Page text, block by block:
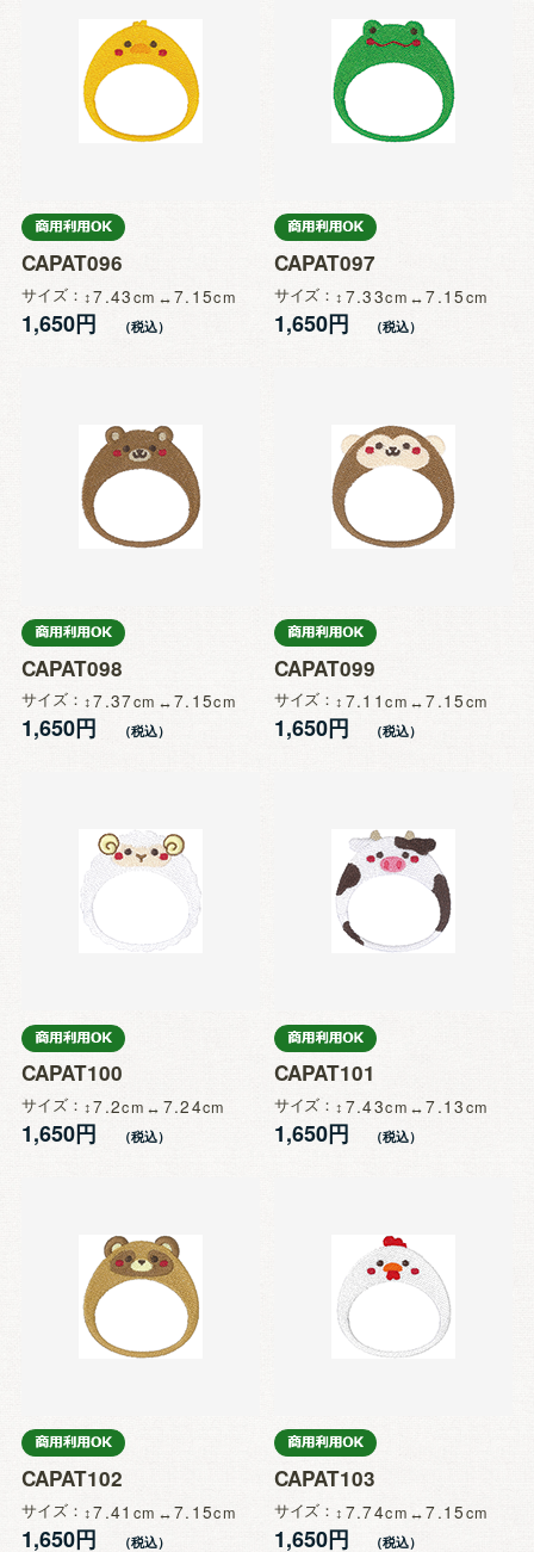
CAPAT096
サイズ 7.43 7.15
1,650円
CAPAT097
サイズ 7.33 7.15
1,650円
CAPAT098
サイズ 7.37 7.15
1,650円
CAPAT099
サイズ 7.11 7.15
1,650円
CAPAT100
サイズ 7.2 7.24
1,650円
CAPAT101
サイズ 7.43 7.13
1,650円
CAPAT102
サイズ 7.41 7.15
1,650円
CAPAT103
サイズ 7.74 7.15
1,650円